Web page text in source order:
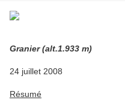
Le
Granier (alt.1.933 m)
24 juillet 2008
Résumé